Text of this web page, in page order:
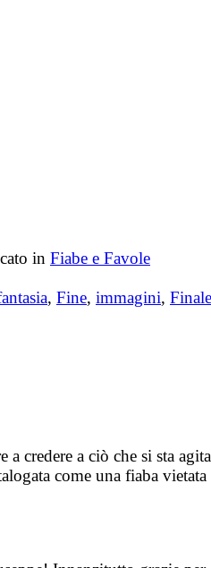
in Fiabe e Favole
, Fine, immagini, Finale
a credere a ciò che si sta
come una fiaba